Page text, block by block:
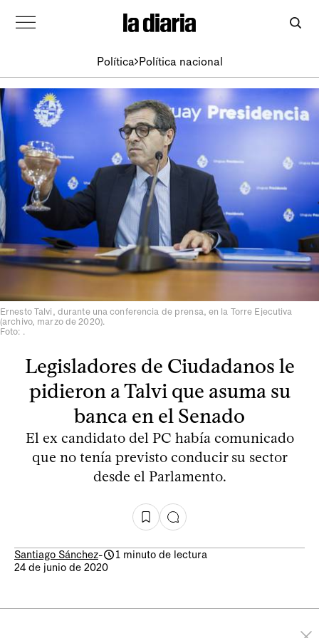
Política Política nacional
Ernesto Talvi, durante una conferencia de prensa, en la Torre Ejecutiva
(archivo, marzo de 2020).
Foto: .
Legisladores de Ciudadanos le
pidieron a Talvi que asuma su
banca en el Senado
El ex candidato del PC había comunicado
que no tenía previsto conducir su sector
desde el Parlamento.
Santiago Sánchez-
1 minuto de lectura
24 de junio de 2020